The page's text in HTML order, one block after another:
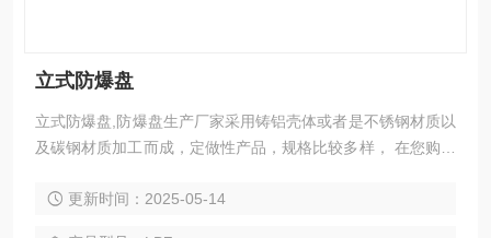
立式防爆盘
立式防爆盘,防爆盘生产厂家采用铸铝壳体或者是不锈钢材质以
及碳钢材质加工而成，定做性产品，规格比较多样， 在您购买
技术参数。由于此种产品的型号繁多，在购买前一定要确认好
更新时间：2025-05-14